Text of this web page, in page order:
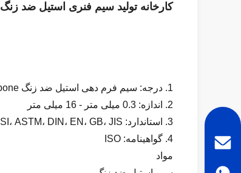
کارخانه تولید سیم فنری استیل ضد زنگ 304 سفارشی، فنر کششی بزرگ
1. درجه: سیم فرم دهی استیل ضد زنگ Topone
2. اندازه: 0.3 میلی متر - 16 میلی متر
3. استاندارد: AISI، ASTM، DIN، EN، GB، JIS
4. گواهینامه: ISO
مواد